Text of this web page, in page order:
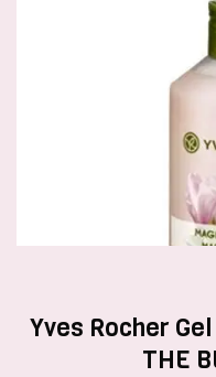
Yves Rocher
THE